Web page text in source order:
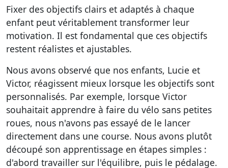
Fixer des objectifs clairs et adaptés à chaque
enfant peut véritablement transformer leur
motivation. Il est fondamental que ces objectifs
restent réalistes et ajustables.
Nous avons observé que nos enfants, Lucie et
Victor, réagissent mieux lorsque les objectifs sont
personnalisés. Par exemple, lorsque Victor
souhaitait apprendre à faire du vélo sans petites
roues, nous n'avons pas essayé de le lancer
directement dans une course. Nous avons plutôt
découpé son apprentissage en étapes simples :
d'abord travailler sur l'équilibre, puis le pédalage.